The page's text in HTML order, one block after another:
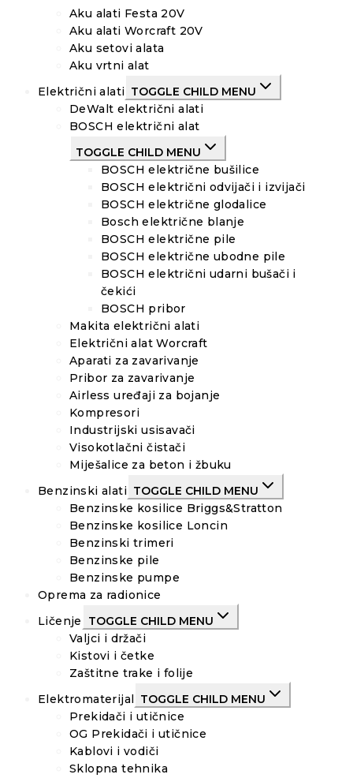
Aku alati Festa 20V
Aku alati Worcraft 20V
Aku setovi alata
Aku vrtni alat
Električni alati TOGGLE CHILD MENU
DeWalt električni alati
BOSCH električni alat
TOGGLE CHILD MENU
BOSCH električne bušilice
BOSCH električni odvijači i izvijači
BOSCH električne glodalice
Bosch električne blanje
BOSCH električne pile
BOSCH električne ubodne pile
BOSCH električni udarni bušači i
čekići
BOSCH pribor
Makita električni alati
Električni alat Worcraft
Aparati za zavarivanje
Pribor za zavarivanje
Airless uređaji za bojanje
Kompresori
Industrijski usisavači
Visokotlačni čistači
Miješalice za beton i žbuku
Benzinski alati TOGGLE CHILD MENU
Benzinske kosilice Briggs&Stratton
Benzinske kosilice Loncin
Benzinski trimeri
Benzinske pile
Benzinske pumpe
Oprema za radionice
Ličenje
TOGGLE CHILD MENU
Valjci i držači
Kistovi i četke
Zaštitne trake i folije
Elektromaterijal
TOGGLE CHILD MENU
Prekidači i utičnice
OG Prekidači i utičnice
Kablovi i vodiči
Sklopna tehnika